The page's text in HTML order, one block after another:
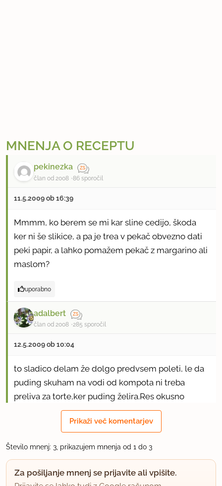
MNENJA O RECEPTU
pekinezka
član od 2008 86 sporočil
11.5.2009 ob 16:39
Mmmm, ko berem se mi kar sline cedijo, škoda
ker ni še slikice, a pa je trea v pekač obvezno dati
peki papir, a lahko pomažem pekač z margarino ali
maslom?
uporabno
adalbert
član od 2008 285 sporočil
12.5.2009 ob 10:04
to sladico delam že dolgo predvsem poleti, le da
puding skuham na vodi od kompota ni treba
preliva za torte,ker puding želira.Res okusno
Zdenkica
član od 2004 251 sporočil
Prikaži več komentarjev
Število mnenj: 3, prikazujem mnenja od 1 do 3
Za pošiljanje mnenj se prijavite ali vpišite.